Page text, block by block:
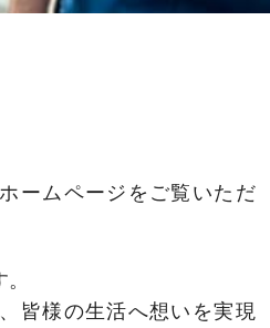
ームページをご覧いただ
皆様の生活へ想いを実現